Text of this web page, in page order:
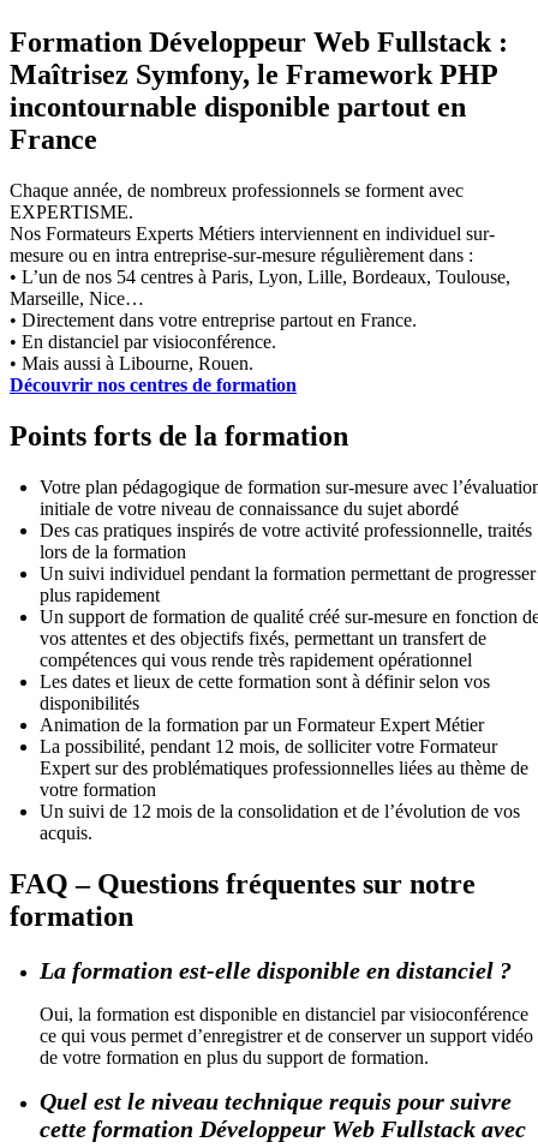
Formation Développeur Web Fullstack :
Maîtrisez Symfony, le Framework PHP
incontournable disponible partout en
France
Chaque année, de nombreux professionnels se forment avec
EXPERTISME.
Nos Formateurs Experts Métiers interviennent en individuel sur-
mesure ou en intra entreprise-sur-mesure régulièrement dans :
• L’un de nos 54 centres à Paris, Lyon, Lille, Bordeaux, Toulouse,
Marseille, Nice…
• Directement dans votre entreprise partout en France.
• En distanciel par visioconférence.
• Mais aussi à Libourne, Rouen.
Découvrir nos centres de formation
Points forts de la formation
Votre plan pédagogique de formation sur-mesure avec
initiale de votre niveau de connaissance du sujet abordé
Des cas pratiques inspirés de votre activité professionnelle, traités
lors de la formation
Un suivi individuel pendant la formation permettant de progresser
plus rapidement
Un support de formation de qualité créé sur-mesure en fonction
vos attentes et des objectifs fixés, permettant un transfert de
compétences qui vous rende très rapidement opérationnel
Les dates et lieux de cette formation sont à définir selon vos
disponibilités
Animation de la formation par un Formateur Expert Métier
La possibilité, pendant 12 mois, de solliciter votre Formateur
Expert sur des problématiques professionnelles liées au thème de
votre formation
Un suivi de 12 mois de la consolidation et de l’évolution de vos
acquis.
FAQ – Questions fréquentes sur notre
formation
La formation est-elle disponible en distanciel ?
Oui, la formation est disponible en distanciel par visioconférence
ce qui vous permet d’enregistrer et de conserver un support vidéo
de votre formation en plus du support de formation.
Quel est le niveau technique requis pour suivre
cette formation Développeur Web Fullstack avec